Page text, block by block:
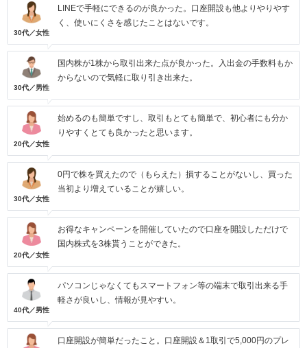
30代／女性
LINEで手軽にできるのが良かった。口座開設も他よりやりやす
く、使いにくさを感じたことはないです。
30代／男性
国内株が1株から取引出来た点が良かった。入出金の手数料もか
からないので気軽に取り引き出来た。
20代／女性
始めるのも簡単ですし、取引もとても簡単で、初心者にも分か
りやすくとても良かったと思います。
30代／女性
0円で株を買えたので（もらえた）損することがないし、買った
当初より増えていることが嬉しい。
20代／女性
お得なキャンペーンを開催していたので口座を開設しただけで
国内株式を3株貰うことができた。
40代／男性
パソコンじゃなくてもスマートフォン等の端末で取引出来る手
軽さが良いし、情報が見やすい。
口座開設が簡単だったこと。口座開設＆1取引で5,000円のプレ